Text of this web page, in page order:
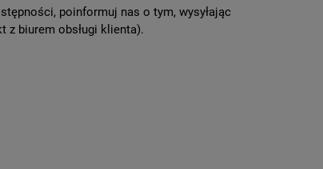
poinformuj nas o tym, wysyłając
z biurem obsługi klienta).